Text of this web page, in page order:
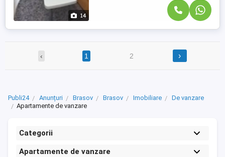
14
‹ 1 2 ›
Publi24 Anunțuri Brasov Brasov Imobiliare
De vanzare
Apartamente de vanzare
Categorii
Apartamente de vanzare